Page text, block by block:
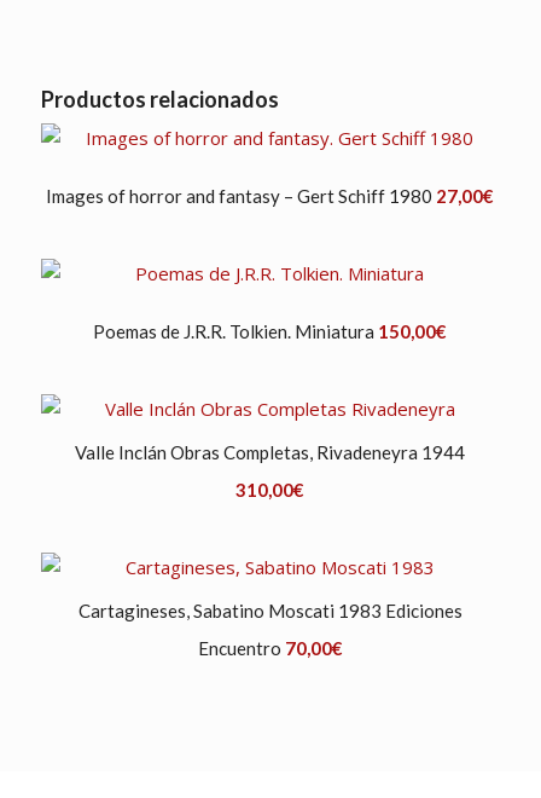
Productos relacionados
Images of horror and fantasy – Gert Schiff 1980 27,00€
Poemas de J.R.R. Tolkien. Miniatura 150,00€
Valle Inclán Obras Completas, Rivadeneyra 1944
310,00€
Cartagineses, Sabatino Moscati 1983 Ediciones
Encuentro 70,00€